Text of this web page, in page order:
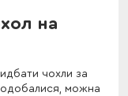
на
чохли за
можна